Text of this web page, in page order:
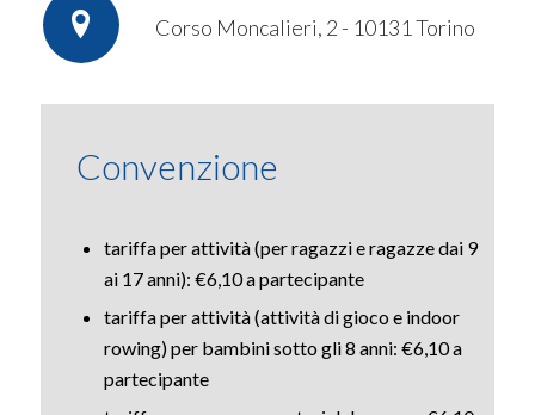
Corso Moncalieri, 2 - 10131 Torino
Convenzione
tariffa per attività (per ragazzi e ragazze dai 9
ai 17 anni): €6,10 a partecipante
tariffa per attività (attività di gioco e indoor
rowing) per bambini sotto gli 8 anni: €6,10 a
partecipante